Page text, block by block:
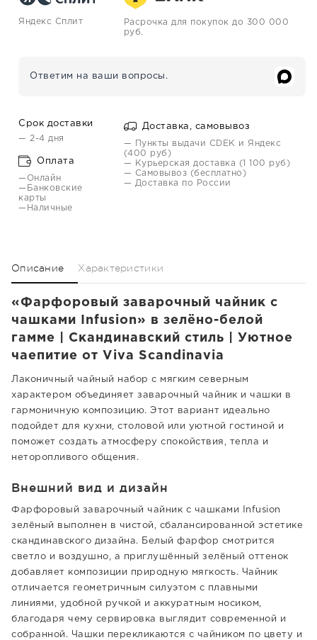
Яндекс Сплит
Расрочка для покупок до 300 000
руб.
Ответим на ваши вопросы.
Срок доставки
— 2-4 дня
Оплата
—Онлайн
—Банковские
карты
—Наличные
Доставка, самовывоз
— Пункты выдачи CDEK и Яндекс
(400 руб)
— Курьерская доставка (1 100 руб)
— Самовывоз (бесплатно)
— Доставка по России
Описание Характеристики
«Фарфоровый заварочный чайник с
чашками Infusion» в зелёно-белой
гамме | Скандинавский стиль | Уютное
чаепитие от Viva Scandinavia
Лаконичный чайный набор с мягким северным
характером объединяет заварочный чайник и чашки в
гармоничную композицию. Этот вариант идеально
подойдет для кухни, столовой или уютной гостиной и
поможет создать атмосферу спокойствия, тепла и
неторопливого общения.
Внешний вид и дизайн
Фарфоровый заварочный чайник с чашками Infusion
зелёный выполнен в чистой, сбалансированной эстетике
скандинавского дизайна. Белый фарфор смотрится
светло и воздушно, а приглушённый зелёный оттенок
добавляет композиции природную мягкость. Чайник
отличается геометричным силуэтом с плавными
линиями, удобной ручкой и аккуратным носиком,
благодаря чему сервировка выглядит современной и
собранной. Чашки перекликаются с чайником по цвету и